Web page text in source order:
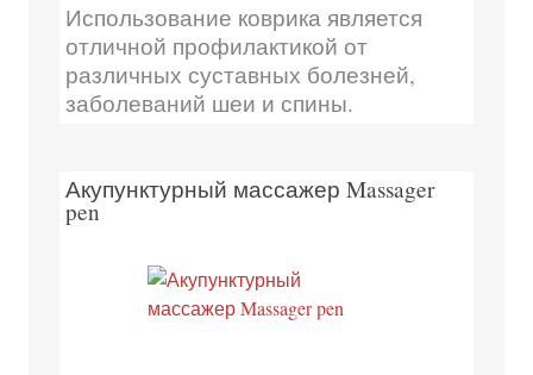
Использование коврика является
отличной профилактикой от
различных суставных болезней,
заболеваний шеи и спины.
Акупунктурный массажер Massager
pen